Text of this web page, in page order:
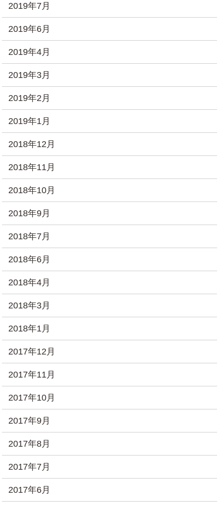
2019年7月
2019年6月
2019年4月
2019年3月
2019年2月
2019年1月
2018年12月
2018年11月
2018年10月
2018年9月
2018年7月
2018年6月
2018年4月
2018年3月
2018年1月
2017年12月
2017年11月
2017年10月
2017年9月
2017年8月
2017年7月
2017年6月